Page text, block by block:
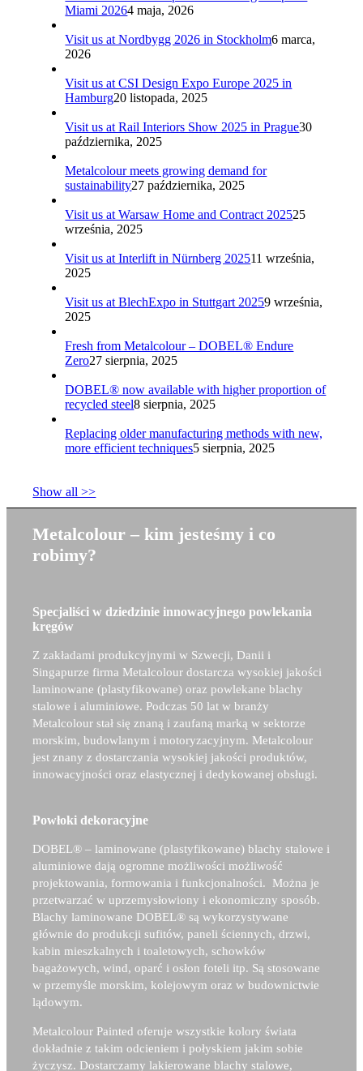
Miami 20264 maja, 2026
Visit us at Nordbygg 2026 in Stockholm6 marca,
2026
Visit us at CSI Design Expo Europe 2025 in
Hamburg20 listopada, 2025
Visit us at Rail Interiors Show 2025 in Prague30
października, 2025
Metalcolour meets growing demand for
sustainability27 października, 2025
Visit us at Warsaw Home and Contract 202525
września, 2025
Visit us at Interlift in Nürnberg 202511 września,
2025
Visit us at BlechExpo in Stuttgart 20259 września,
2025
Fresh from Metalcolour – DOBEL® Endure
Zero27 sierpnia, 2025
DOBEL® now available with higher proportion of
recycled steel8 sierpnia, 2025
Replacing older manufacturing methods with new,
more efficient techniques5 sierpnia, 2025
Show all >>
Metalcolour – kim jesteśmy i co
robimy?
Specjaliści w dziedzinie innowacyjnego powlekania
kręgów
Z zakładami produkcyjnymi w Szwecji, Danii i
Singapurze firma Metalcolour dostarcza wysokiej jakości
laminowane (plastyfikowane) oraz powlekane blachy
stalowe i aluminiowe. Podczas 50 lat w branży
Metalcolour stał się znaną i zaufaną marką w sektorze
morskim, budowlanym i motoryzacyjnym. Metalcolour
jest znany z dostarczania wysokiej jakości produktów,
innowacyjności oraz elastycznej i dedykowanej obsługi.
Powłoki dekoracyjne
DOBEL®– laminowane (plastyfikowane) blachy stalowe i
aluminiowe dają ogromne możliwości możliwość
projektowania, formowania i funkcjonalności. Można je
przetwarzać w uprzemysłowiony i ekonomiczny sposób.
Blachy laminowane DOBEL®są wykorzystywane
głównie do produkcji sufitów, paneli ściennych, drzwi,
kabin mieszkalnych i toaletowych, schowków
bagażowych, wind, oparć i osłon foteli itp. Są stosowane
w przemyśle morskim, kolejowym oraz w budownictwie
lądowym.
Metalcolour Painted oferuje wszystkie kolory świata
dokładnie z takim odcieniem i połyskiem jakim sobie
życzysz. Dostarczamy lakierowane blachy stalowe,